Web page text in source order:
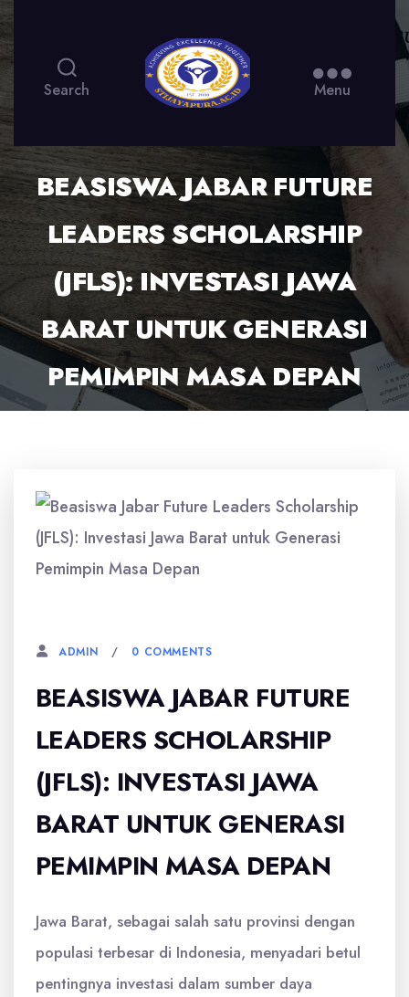
Search Menu
BEASISWA JABAR FUTURE
LEADERS SCHOLARSHIP
(JFLS): INVESTASI JAWA
BARAT UNTUK GENERASI
PEMIMPIN MASA DEPAN
ADMIN 0 COMMENTS
BEASISWA JABAR FUTURE
LEADERS SCHOLARSHIP
(JFLS): INVESTASI JAWA
BARAT UNTUK GENERASI
PEMIMPIN MASA DEPAN
Jawa Barat, sebagai salah satu provinsi dengan
populasi terbesar di Indonesia, menyadari betul
pentingnya investasi dalam sumber daya